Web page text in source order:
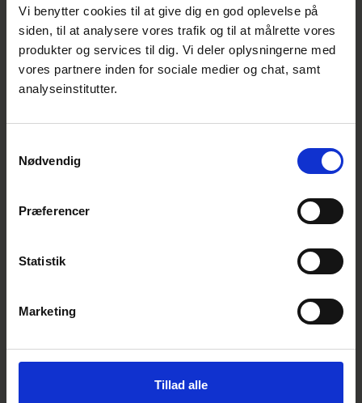
Vi benytter cookies til at give dig en god oplevelse på
siden, til at analysere vores trafik og til at målrette vores
produkter og services til dig. Vi deler oplysningerne med
vores partnere inden for sociale medier og chat, samt
analyseinstitutter.
Nødvendig
Præferencer
Statistik
Marketing
Tillad alle
Kontakt
Henning Nielsen
E:hni@ds.dk